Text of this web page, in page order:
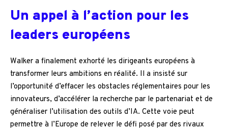
Un appel à l’action pour les
leaders européens
Walker a finalement exhorté les dirigeants européens à
transformer leurs ambitions en réalité. Il a insisté sur
l’opportunité d’effacer les obstacles réglementaires pour les
innovateurs, d’accélérer la recherche par le partenariat et de
généraliser l’utilisation des outils d’IA. Cette voie peut
permettre à l’Europe de relever le défi posé par des rivaux